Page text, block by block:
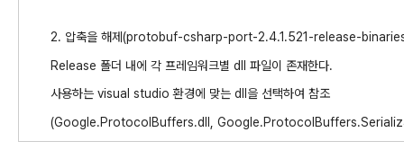
2. 압축을 해제(protobuf-csharp-port-2.4.1.521-release-
Release 폴더 내에 각 프레임워크별 dll 파일이 존재한다.
사용하는 visual studio 환경에 맞는 dll을 선택하여 참조
(Google.ProtocolBuffers.dll,